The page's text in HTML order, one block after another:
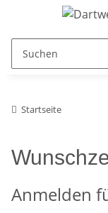
Startseite
Anmelden